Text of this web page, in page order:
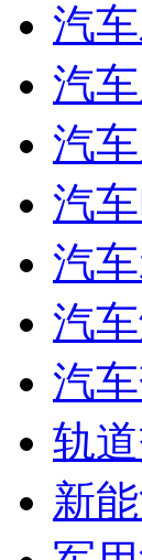
汽
汽
汽
汽
汽
汽
汽
轨
新